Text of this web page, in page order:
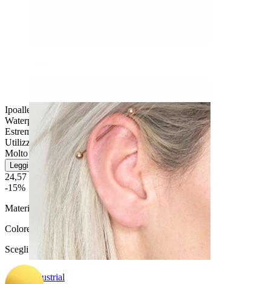
Industrial
Ipoallergenico
Waterproof
Estremamente durevole
Utilizzo quotidiano
Molto facile
Leggi di più
24,57 €
28,90 €
-15%
Materiale:
Titanio
Colore
Scegli Colore